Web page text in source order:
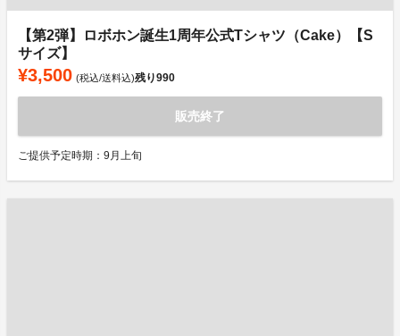
【第2弾】ロボホン誕生1周年公式Tシャツ（Cake）【S
サイズ】
¥3,500 (税込/送料込)残り990
販売終了
ご提供予定時期：9月上旬